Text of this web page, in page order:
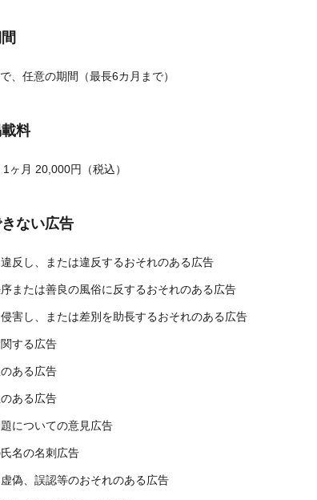
、任意の期間（最長6カ月まで）
料
ヶ月 20,000円（税込）
ない広告
反し、または違反するおそれのある広告
または善良の風俗に反するおそれのある広告
侵害し、または差別を助長するおそれのある広告
する広告
ある広告
ある広告
についての意見広告
名の名刺広告
偽、誤認等のおそれのある広告